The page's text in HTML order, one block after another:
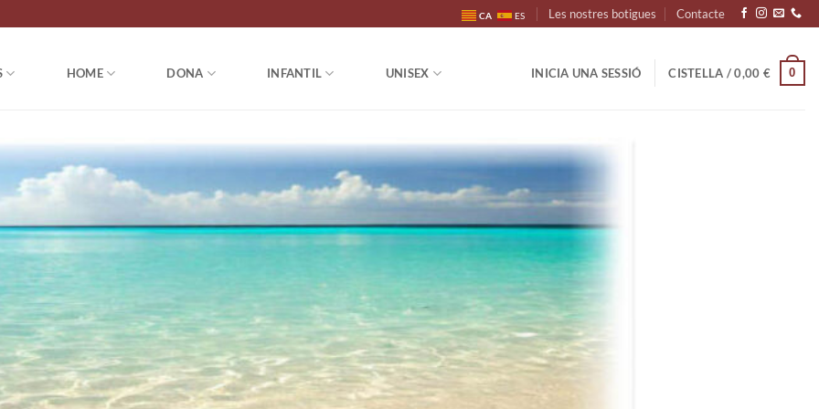
CA ES Les nostres botigues Contacte
HOME DONA INFANTIL UNISEX INICIA UNA SESSIÓ CISTELLA /0,00 € 0